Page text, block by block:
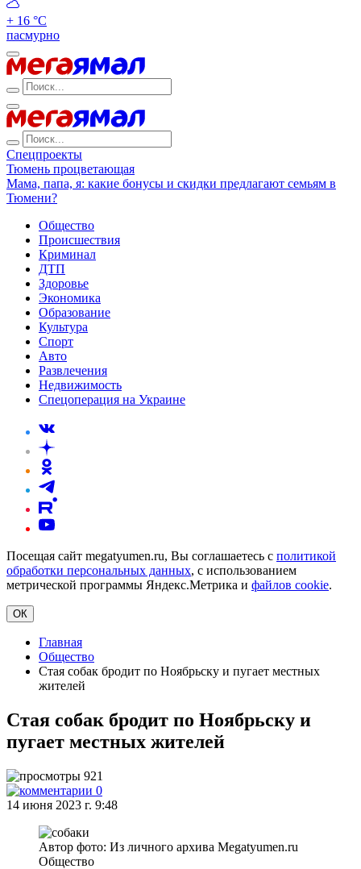
+ 16 °С
пасмурно
Спецпроекты
Тюмень процветающая
Мама, папа, я: какие бонусы и скидки предлагают семьям в
Тюмени?
Общество
Происшествия
Криминал
ДТП
Здоровье
Экономика
Образование
Культура
Спорт
Авто
Развлечения
Недвижимость
Спецоперация на Украине
Посещая сайт megatyumen.ru, Вы соглашаетесь с политикой
обработки персональных данных, с использованием
метрической программы Яндекс.Метрика и файлов cookie.
ОК
Главная
Общество
Стая собак бродит по Ноябрьску и пугает местных
жителей
Стая собак бродит по Ноябрьску и
пугает местных жителей
921
0
14 июня 2023 г. 9:48
Автор фото: Из личного архива Megatyumen.ru
Общество